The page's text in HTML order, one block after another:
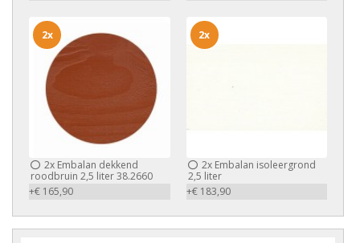
2x Embalan dekkend
roodbruin 2,5 liter 38.2660
+€ 165,90
2x
2xEmbalan isoleergrond
2,5 liter
+€ 183,90
2x